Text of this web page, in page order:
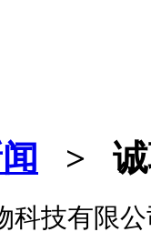
> 诚
科技有限